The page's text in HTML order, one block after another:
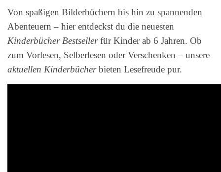
Von spaßigen Bilderbüchern bis hin zu spannenden
Abenteuern – hier entdeckst du die neuesten
Kinderbücher Bestsellerfür Kinder ab 6 Jahren. Ob
zum Vorlesen, Selberlesen oder Verschenken – unsere
aktuellen Kinderbücherbieten Lesefreude pur.